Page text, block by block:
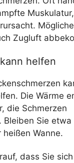
Zugluft
helfen
Die Wärme
die Schmerzen
Bleiben Sie etwa
Wanne.
dass Sie